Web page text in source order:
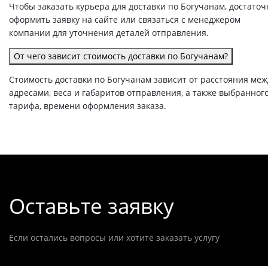
Чтобы заказать курьера для доставки по Богучанам,
оформить заявку на сайте или связаться с менеджером
компании для уточнения деталей отправления.
От чего зависит стоимость доставки по Богучанам?
Стоимость доставки по Богучанам зависит от расстояния
адресами, веса и габаритов отправления, а также
тарифа, времени оформления заказа.
Оставьте заявку
Если остались вопросы или хотите заказать услугу